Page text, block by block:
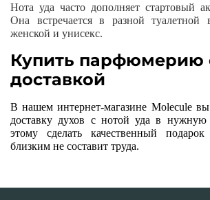
Нота уда часто дополняет стартовый
Она встречается в разной
женской и унисекс.
Купить парфюмерию
доставкой
В нашем интернет-магазине Molecule
доставку духов с нотой уда в нужную
этому сделать качественный
близким не составит труда.